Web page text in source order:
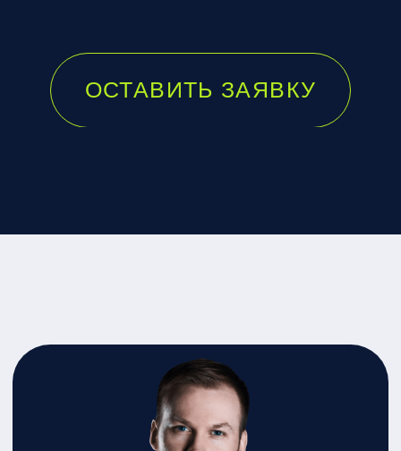
Или позвоните по телефону
+7 985 753-66-99
информации по стоимости услуг, вы можете оставить
заявку на сайте и с вами свяжется менеджер.